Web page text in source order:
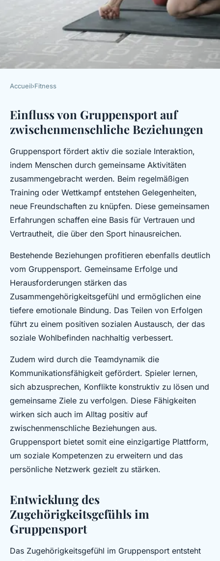
Wie beeinflusst Gruppensport
das soziale Wohlbefinden?
Louis•21. Juli 2025•4 min de lecture
Accueil›Fitness
Einfluss von Gruppensport auf
zwischenmenschliche Beziehungen
Gruppensport fördert aktiv die soziale Interaktion,
indem Menschen durch gemeinsame Aktivitäten
zusammengebracht werden. Beim regelmäßigen
Training oder Wettkampf entstehen Gelegenheiten,
neue Freundschaften zu knüpfen. Diese gemeinsamen
Erfahrungen schaffen eine Basis für Vertrauen und
Vertrautheit, die über den Sport hinausreichen.
Bestehende Beziehungen profitieren ebenfalls deutlich
vom Gruppensport. Gemeinsame Erfolge und
Herausforderungen stärken das
Zusammengehörigkeitsgefühl und ermöglichen eine
tiefere emotionale Bindung. Das Teilen von Erfolgen
führt zu einem positiven sozialen Austausch, der das
soziale Wohlbefinden nachhaltig verbessert.
Zudem wird durch die Teamdynamik die
Kommunikationsfähigkeit gefördert. Spieler lernen,
sich abzusprechen, Konflikte konstruktiv zu lösen und
gemeinsame Ziele zu verfolgen. Diese Fähigkeiten
wirken sich auch im Alltag positiv auf
zwischenmenschliche Beziehungen aus.
Gruppensport bietet somit eine einzigartige Plattform,
um soziale Kompetenzen zu erweitern und das
persönliche Netzwerk gezielt zu stärken.
Entwicklung des
Zugehörigkeitsgefühls im
Gruppensport
Das Zugehörigkeitsgefühl im Gruppensport entsteht